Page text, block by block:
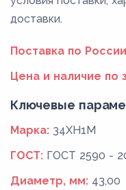
доставки.
Поставка по России
Цена и наличие по
Ключевые
Марка: 34ХН1М
ГОСТ: ГОСТ 2590 -
Диаметр, мм: 43,00